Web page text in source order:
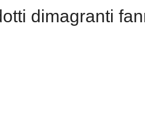
dimagranti